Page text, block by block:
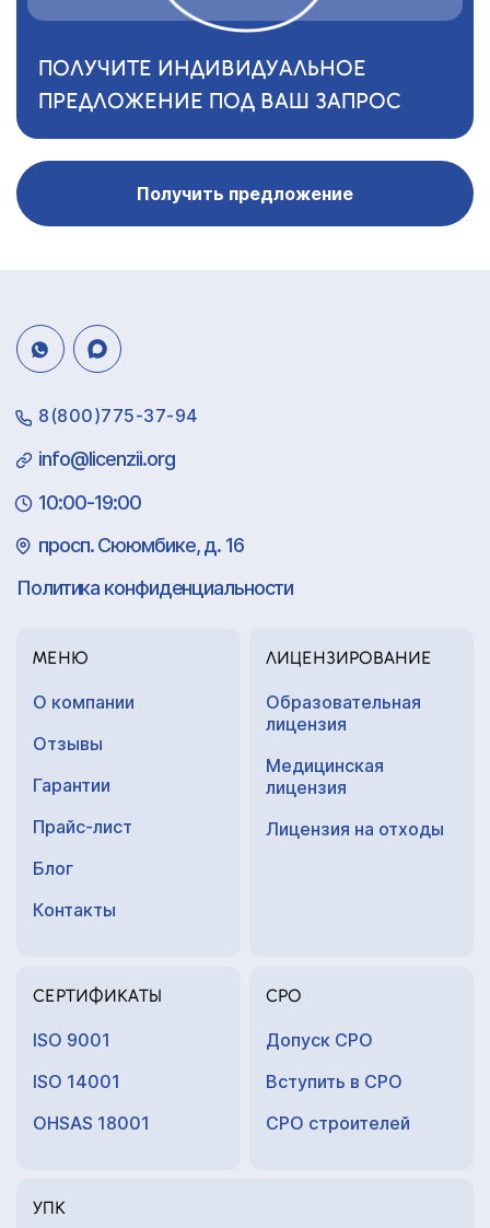
ПОЛУЧИТЕ ИНДИВИДУАЛЬНОЕ
ПРЕДЛОЖЕНИЕ ПОД ВАШ ЗАПРОС
Получить предложение
8(800)775-37-94
info@licenzii.org
10:00-19:00
просп. Сююмбике, д. 16
Политика конфиденциальности
МЕНЮ
О компании
Отзывы
Гарантии
Прайс-лист
Блог
Контакты
ЛИЦЕНЗИРОВАНИЕ
Образовательная
лицензия
Медицинская
лицензия
Лицензия на отходы
СЕРТИФИКАТЫ
ISO 9001
ISO 14001
OHSAS 18001
СРО
Допуск СРО
Вступить в СРО
СРО строителей
УПК